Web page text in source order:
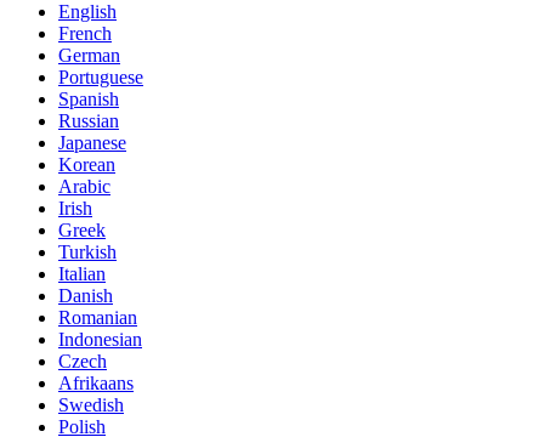
English
French
German
Portuguese
Spanish
Russian
Japanese
Korean
Arabic
Irish
Greek
Turkish
Italian
Danish
Romanian
Indonesian
Czech
Afrikaans
Swedish
Polish